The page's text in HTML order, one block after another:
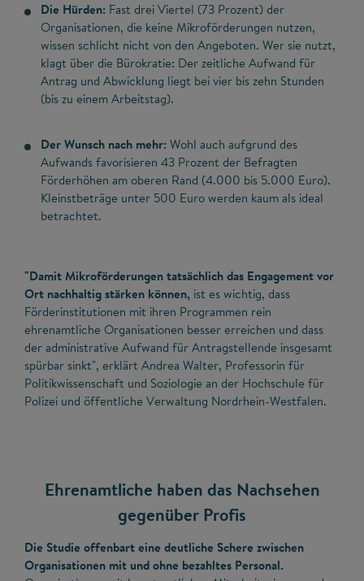
Die Hürden: Fast drei Viertel (73 Prozent) der
Organisationen, die keine Mikroförderungen nutzen,
wissen schlicht nicht von den Angeboten. Wer sie nutzt,
klagt über die Bürokratie: Der zeitliche Aufwand für
Antrag und Abwicklung liegt bei vier bis zehn Stunden
(bis zu einem Arbeitstag).
Der Wunsch nach mehr: Wohl auch aufgrund des
Aufwands favorisieren 43 Prozent der Befragten
Förderhöhen am oberen Rand (4.000 bis 5.000 Euro).
Kleinstbeträge unter 500 Euro werden kaum als ideal
betrachtet.
"Damit Mikroförderungen tatsächlich das Engagement vor
Ort nachhaltig stärken können, ist es wichtig, dass
Förderinstitutionen mit ihren Programmen rein
ehrenamtliche Organisationen besser erreichen und dass
der administrative Aufwand für Antragstellende insgesamt
spürbar sinkt", erklärt Andrea Walter, Professorin für
Politikwissenschaft und Soziologie an der Hochschule für
Polizei und öffentliche Verwaltung Nordrhein-Westfalen.
Ehrenamtliche haben das Nachsehen
gegenüber Profis
Die Studie offenbart eine deutliche Schere zwischen
Organisationen mit und ohne bezahltes Personal.